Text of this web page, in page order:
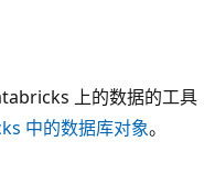
上的数据的工具
中的数据库对象。